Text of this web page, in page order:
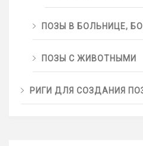
ПОЗЫ В БОЛЬНИЦЕ,
ПОЗЫ С ЖИВОТНЫМИ
РИГИ ДЛЯ СОЗДАНИЯ